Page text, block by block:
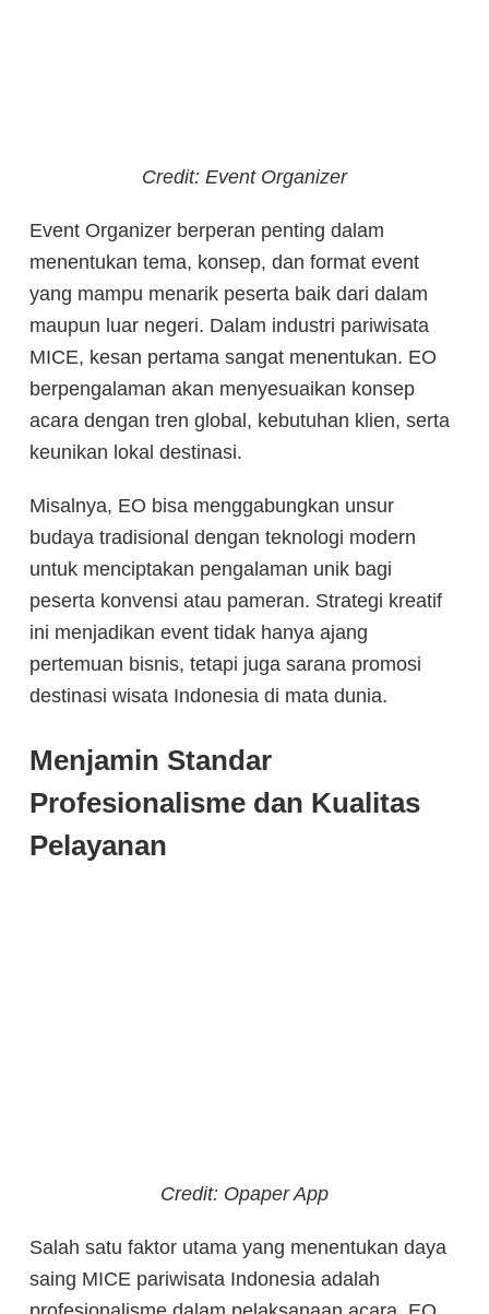
Credit: Event Organizer
Event Organizer berperan penting dalam
menentukan tema, konsep, dan format event
yang mampu menarik peserta baik dari dalam
maupun luar negeri. Dalam industri pariwisata
MICE, kesan pertama sangat menentukan. EO
berpengalaman akan menyesuaikan konsep
acara dengan tren global, kebutuhan klien, serta
keunikan lokal destinasi.
Misalnya, EO bisa menggabungkan unsur
budaya tradisional dengan teknologi modern
untuk menciptakan pengalaman unik bagi
peserta konvensi atau pameran. Strategi kreatif
ini menjadikan event tidak hanya ajang
pertemuan bisnis, tetapi juga sarana promosi
destinasi wisata Indonesia di mata dunia.
Menjamin Standar
Profesionalisme dan Kualitas
Pelayanan
Credit: Opaper App
Salah satu faktor utama yang menentukan daya
saing MICE pariwisata Indonesia adalah